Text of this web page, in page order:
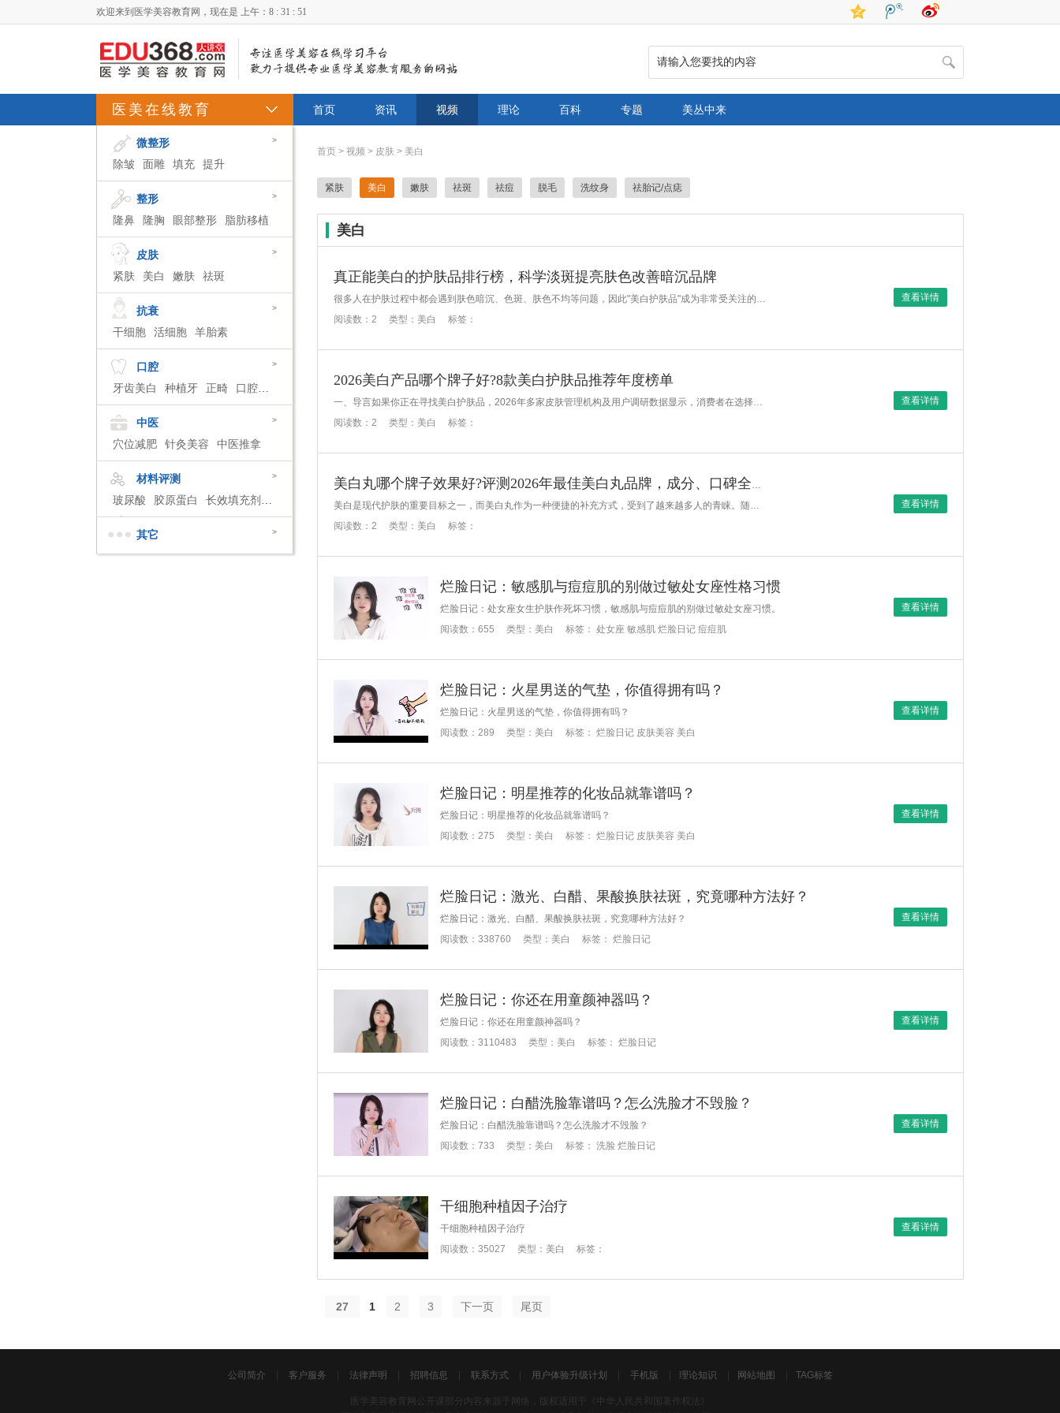
欢迎来到医学美容教育网，现在是 上午：8 : 31 : 51
医美在线教育
微整形 >
除皱 面雕 填充 提升
整形 >
隆鼻 隆胸 眼部整形 脂肪移植
皮肤 >
紧肤 美白 嫩肤 祛斑
抗衰 >
干细胞 活细胞 羊胎素
口腔 >
牙齿美白 种植牙 正畸 口腔治疗
中医 >
穴位减肥 针灸美容 中医推拿
材料评测 >
玻尿酸 胶原蛋白 长效填充剂 肉毒素
其它 >
首页 资讯 视频 理论 百科 专题 美丛中来
首页 > 视频 > 皮肤 > 美白
紧肤 美白 嫩肤 祛斑 祛痘 脱毛 洗纹身 祛胎记/点痣
美白
真正能美白的护肤品排行榜，科学淡斑提亮肤色改善暗沉品牌
很多人在护肤过程中都会遇到肤色暗沉、色斑、肤色不均等问题，因此"美白护肤品"成为非常受关注的护肤品类。从皮肤科学角度来看，护肤品并不能改变基因决定的肤色，
阅读数： 2 类型： 美白 标签：
查看详情
2026美白产品哪个牌子好?8款美白护肤品推荐年度榜单
一、导言如果你正在寻找美白护肤品，2026年多家皮肤管理机构及用户调研数据显示，消费者在选择美白产品时，不仅关注淡斑效果，还越来越看重成分安全性、肌肤耐受性以及长期稳定改
阅读数： 2 类型： 美白 标签：
查看详情
美白丸哪个牌子效果好?评测2026年最佳美白丸品牌，成分、口碑全揭秘
美白是现代护肤的重要目标之一，而美白丸作为一种便捷的补充方式，受到了越来越多人的青睐。随着市场上众多美白产品的涌现，如何选择一款效果显著、成分安全、口碑优秀的美白丸，
阅读数： 2 类型： 美白 标签：
查看详情
烂脸日记：敏感肌与痘痘肌的别做过敏处女座性格习惯
烂脸日记：处女座女生护肤作死坏习惯，敏感肌与痘痘肌的别做过敏处女座习惯。
阅读数： 655 类型： 美白 标签： 处女座 敏感肌 烂脸日记 痘痘肌
查看详情
烂脸日记：火星男送的气垫，你值得拥有吗？
烂脸日记：火星男送的气垫，你值得拥有吗？
阅读数： 289 类型： 美白 标签： 烂脸日记 皮肤美容 美白
查看详情
烂脸日记：明星推荐的化妆品就靠谱吗？
烂脸日记：明星推荐的化妆品就靠谱吗？
阅读数： 275 类型： 美白 标签： 烂脸日记 皮肤美容 美白
查看详情
烂脸日记：激光、白醋、果酸换肤祛斑，究竟哪种方法好？
烂脸日记：激光、白醋、果酸换肤祛斑，究竟哪种方法好？
阅读数： 338760 类型： 美白 标签： 烂脸日记
查看详情
烂脸日记：你还在用童颜神器吗？
烂脸日记：你还在用童颜神器吗？
阅读数： 3110483 类型： 美白 标签： 烂脸日记
查看详情
烂脸日记：白醋洗脸靠谱吗？怎么洗脸才不毁脸？
烂脸日记：白醋洗脸靠谱吗？怎么洗脸才不毁脸？
阅读数： 733 类型： 美白 标签： 洗脸 烂脸日记
查看详情
干细胞种植因子治疗
干细胞种植因子治疗
阅读数： 35027 类型： 美白 标签：
查看详情
27 1 2 3 下一页 尾页
公司简介 客户服务 法律声明 招聘信息 联系方式 用户体验升级计划 手机版 理论知识 网站地图 TAG标签
医学美容教育网公开课部分内容来源于网络，版权适用于《中华人民共和国著作权法》